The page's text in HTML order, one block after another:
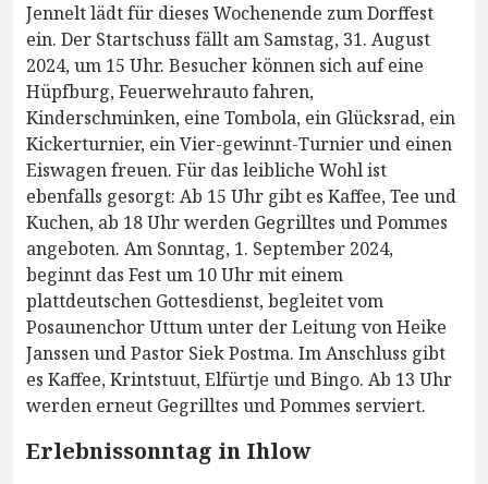
Jennelt lädt für dieses Wochenende zum Dorffest
ein. Der Startschuss fällt am Samstag, 31. August
2024, um 15 Uhr. Besucher können sich auf eine
Hüpfburg, Feuerwehrauto fahren,
Kinderschminken, eine Tombola, ein Glücksrad, ein
Kickerturnier, ein Vier-gewinnt-Turnier und einen
Eiswagen freuen. Für das leibliche Wohl ist
ebenfalls gesorgt: Ab 15 Uhr gibt es Kaffee, Tee und
Kuchen, ab 18 Uhr werden Gegrilltes und Pommes
angeboten. Am Sonntag, 1. September 2024,
beginnt das Fest um 10 Uhr mit einem
plattdeutschen Gottesdienst, begleitet vom
Posaunenchor Uttum unter der Leitung von Heike
Janssen und Pastor Siek Postma. Im Anschluss gibt
es Kaffee, Krintstuut, Elfürtje und Bingo. Ab 13 Uhr
werden erneut Gegrilltes und Pommes serviert.
Erlebnissonntag in Ihlow